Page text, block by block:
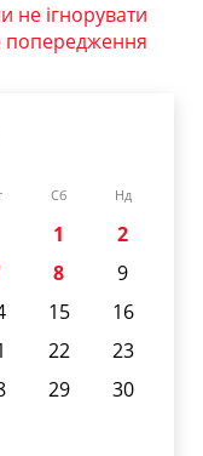
ігнорувати
попередження
Сб Нд
1
2
8
9
15
16
22
23
29
30